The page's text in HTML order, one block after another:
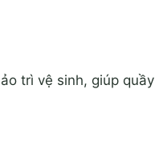
trì vệ sinh, giúp quầy